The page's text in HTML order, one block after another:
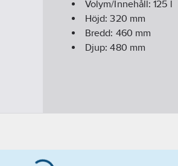
Volym/Innehåll:125 l
Höjd:320 mm
Bredd: 460 mm
Djup:480 mm